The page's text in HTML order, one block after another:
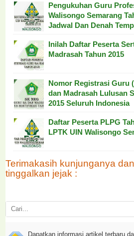
Pengukuhan Guru
Walisongo Semarang
Jadwal Dan Denah
Inilah Daftar Peserta
Madrasah Tahun 2015
Nomor Registrasi Guru
dan Madrasah Lulusan
2015 Seluruh Indonesia
Daftar Peserta PLPG
LPTK UIN Walisongo
Terimakasih kunjunganya
tinggalkan jejak :
Dapatkan informasi artikel terbaru